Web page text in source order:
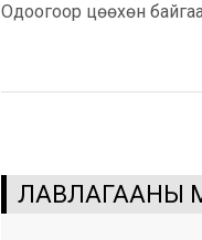
Одоогоор цөөхөн
ЛАВЛАГААНЫ